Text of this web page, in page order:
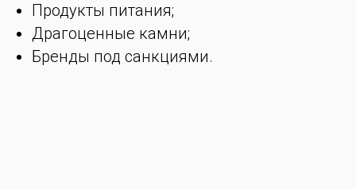
Продукты питания;
Драгоценные камни;
Бренды под санкциями.